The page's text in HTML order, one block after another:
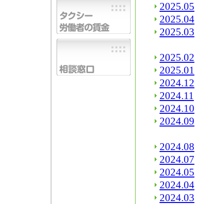
2025.05
2025.04
2025.03
2025.02
2025.01
2024.12
2024.11
2024.10
2024.09
2024.08
2024.07
2024.05
2024.04
2024.03